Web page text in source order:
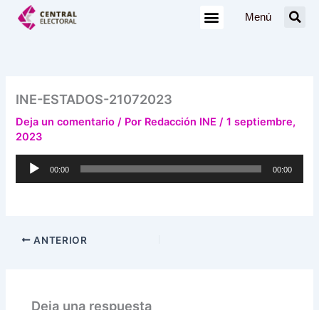
Menú
INE-ESTADOS-21072023
Deja un comentario / Por Redacción INE/1 septiembre,
2023
Reproductor
00:00 00:00
ANTERIOR
Deja una respuesta